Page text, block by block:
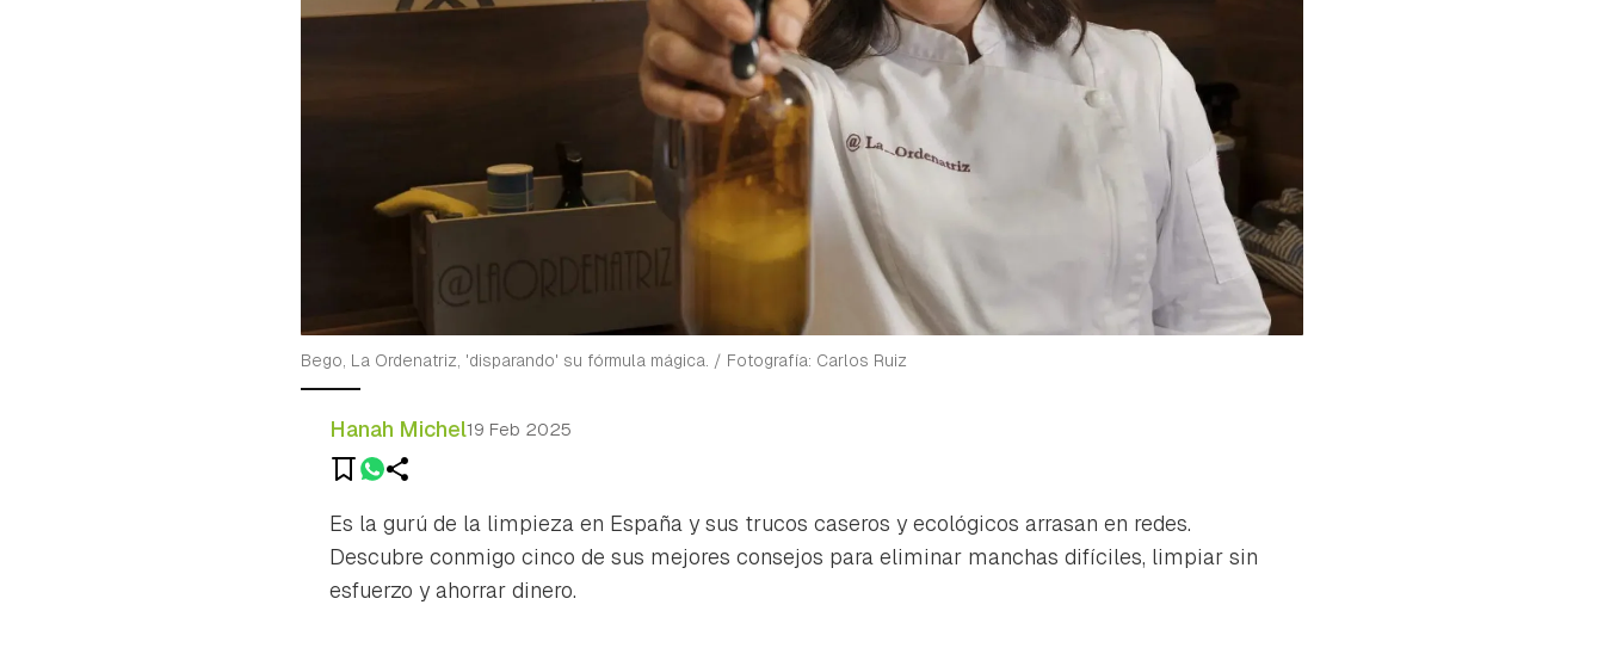
Bego, La Ordenatriz, 'disparando' su fórmula mágica. / Fotografía: Carlos Ruiz
Hanah Michel19 Feb 2025
Es la gurú de la limpieza en España y sus trucos caseros y ecológicos arrasan en redes.
Descubre conmigo cinco de sus mejores consejos para eliminar manchas difíciles, limpiar sin
esfuerzo y ahorrar dinero.